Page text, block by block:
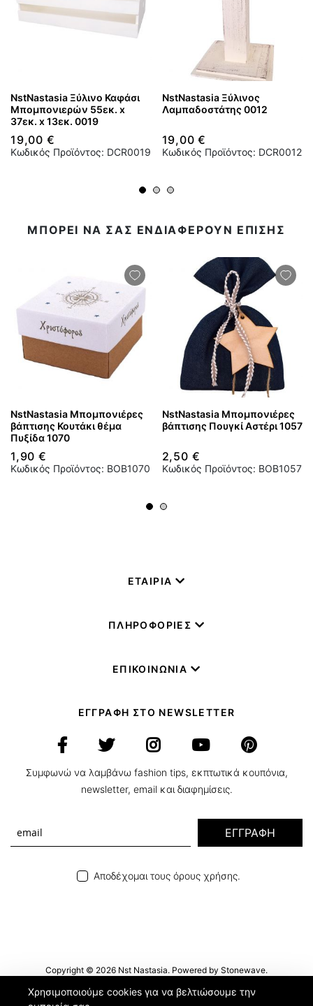
Χρησιμοποιούμε cookies για να βελτιώσουμε την
NstNastasia Ξύλινο Καφάσι
Μπομπονιερών 55εκ. x
37εκ. x 13εκ. 0019
19,00 €
Κωδικός Προϊόντος: DCR0019
NstNastasia Ξύλινος
Λαμπαδοστάτης 0012
19,00 €
Κωδικός Προϊόντος: DCR0012
ΜΠΟΡΕΙ ΝΑ ΣΑΣ ΕΝΔΙΑΦΕΡΟΥΝ ΕΠΙΣΗΣ
NstNastasia Μπομπονιέρες
βάπτισης Κουτάκι θέμα
Πυξίδα 1070
1,90 €
Κωδικός Προϊόντος: BOB1070
NstNastasia Μπομπονιέρες
βάπτισης Πουγκί Αστέρι 1057
2,50 €
Κωδικός Προϊόντος: BOB1057
ΕΤΑΙΡΙΑ
ΠΛΗΡΟΦΟΡΙΕΣ
ΕΠΙΚΟΙΝΩΝΙΑ
ΕΓΓΡΑΦΗ ΣΤΟ NEWSLETTER
Συμφωνώ να λαμβάνω fashion tips, εκπτωτικά κουπόνια,
newsletter, email και διαφημίσεις.
ΕΓΓΡΑΦΗ
Αποδέχομαι τους όρους χρήσης.
Copyright © 2026 Nst Nastasia. Powered by Stonewave.